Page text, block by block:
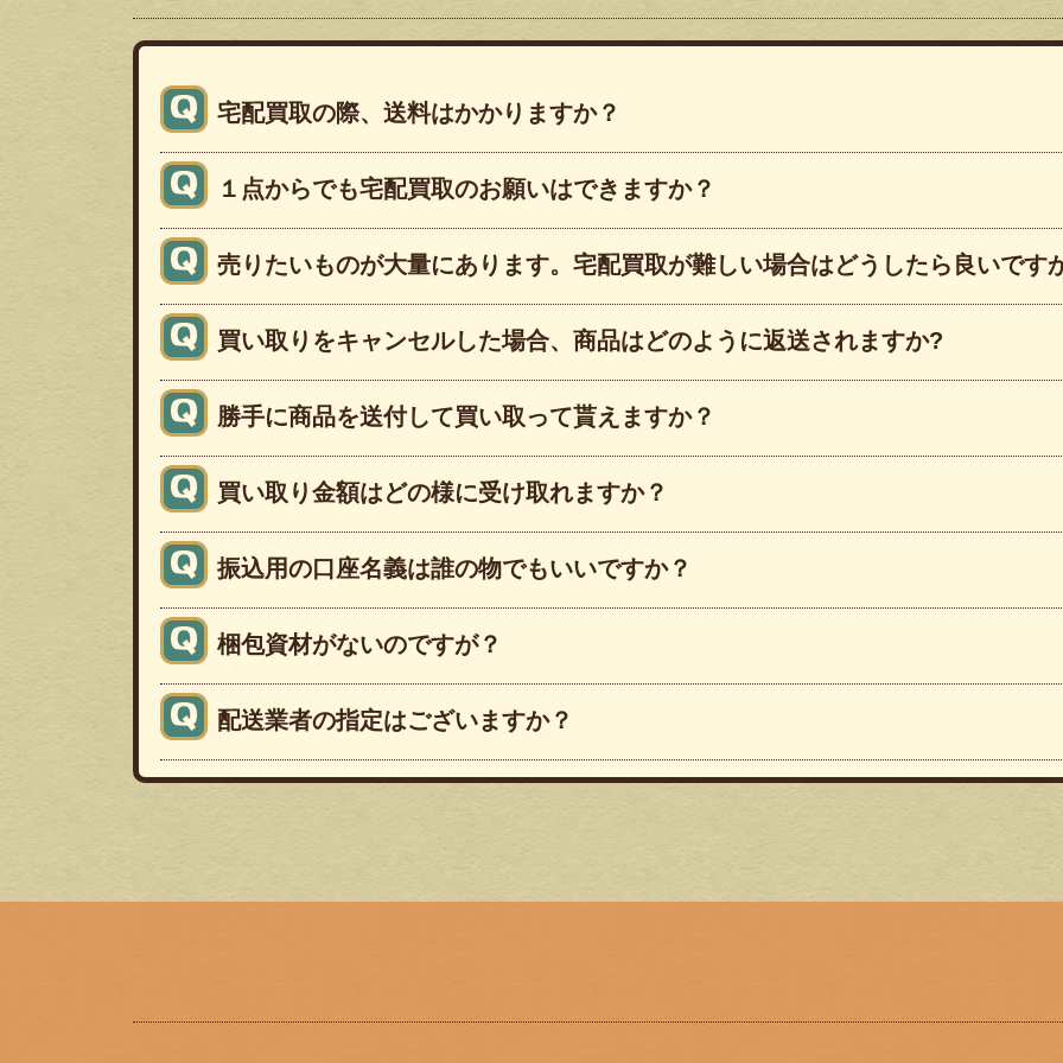
宅配買取の際、送料はかかりますか？
１点からでも宅配買取のお願いはできますか？
売りたいものが大量にあります。宅配買取が難しい場合はどうしたら良いです
買い取りをキャンセルした場合、商品はどのように返送されますか?
勝手に商品を送付して買い取って貰えますか？
買い取り金額はどの様に受け取れますか？
振込用の口座名義は誰の物でもいいですか？
梱包資材がないのですが？
配送業者の指定はございますか？